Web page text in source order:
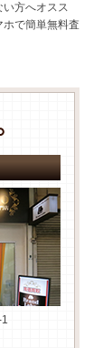
方へオスス
ホで簡単無料査